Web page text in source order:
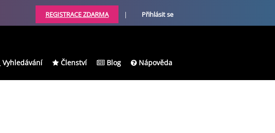
REGISTRACE ZDARMA | Přihlásit se
Vyhledávání Členství Blog Nápověda